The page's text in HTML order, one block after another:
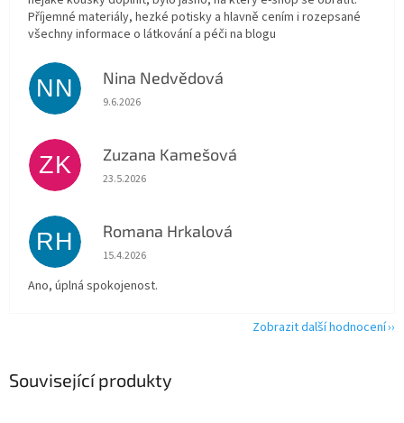
Související produkty
Příjemné materiály, hezké potisky a hlavně cením i rozepsané
všechny informace o látkování a péči na blogu
NN Nina Nedvědová
Hodnocení obchodu je 5 z 5 hvězdiček.
9.6.2026
ZK Zuzana Kamešová
Hodnocení obchodu je 5 z 5 hvězdiček.
23.5.2026
RH Romana Hrkalová
Hodnocení obchodu je 5 z 5 hvězdiček.
15.4.2026
Ano, úplná spokojenost.
Zobrazit další hodnocení